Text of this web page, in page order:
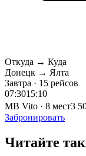
Откуда → Куда
Донецк → Ялта
Завтра · 15 рейсов
07:3015:10
MB Vito · 8 мест3
Забронировать
Читайте